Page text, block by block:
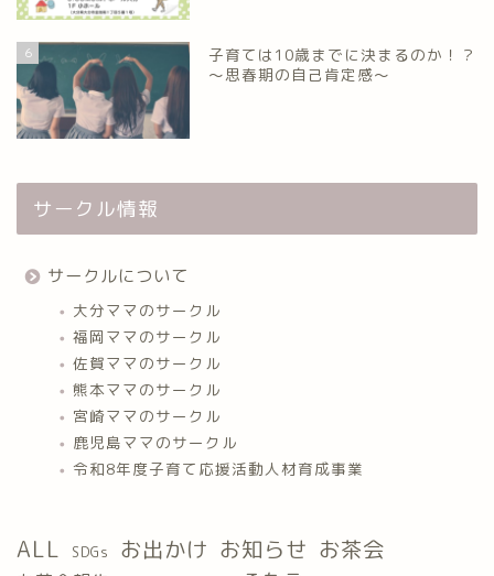
6
子育ては10歳までに決まるのか！？
～思春期の自己肯定感～
サークル情報
サークルについて
大分ママのサークル
福岡ママのサークル
佐賀ママのサークル
熊本ママのサークル
宮崎ママのサークル
鹿児島ママのサークル
令和8年度子育て応援活動人材育成事業
ALL SDGs お出かけ お知らせ お茶会